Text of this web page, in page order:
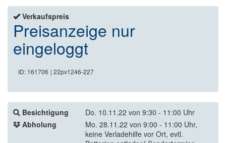
Verkaufspreis
Preisanzeige nur
eingeloggt
ID: 161706 | 22pv1246-227
Besichtigung
Do. 10.11.22 von 9:30 - 11:00 Uhr
Abholung
Mo. 28.11.22 von 9:00 - 11:00 Uhr,
keine Verladehilfe vor Ort, evtl.